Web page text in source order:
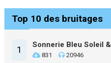
Top 10 des bruitages
1 Sonnerie Bleu Soleil
831 20946